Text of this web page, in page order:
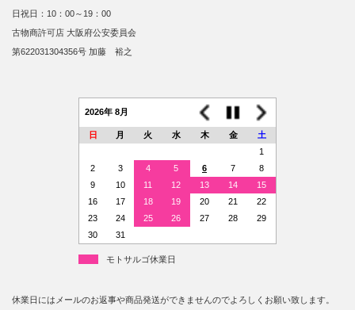
日祝日：10：00～19：00
古物商許可店 大阪府公安委員会
第622031304356号 加藤 裕之
2026年 8月
日 月 火 水 木 金
土
1
2
3 4 5 6 7
8
9
10 11 12 13 14
15
16
17 18 19 20 21
22
23
24 25 26 27 28
29
30
31
モトサルゴ休業日
休業日にはメールのお返事や商品発送ができませんのでよろしくお願い致します。